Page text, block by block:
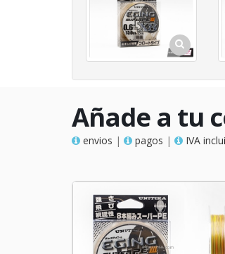
Añade a tu
envios | pagos | IVA